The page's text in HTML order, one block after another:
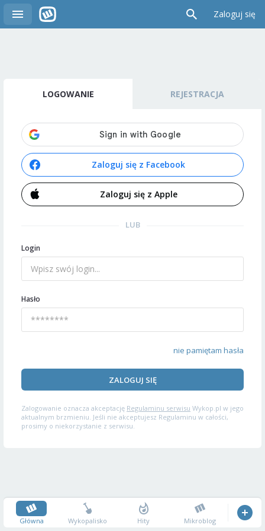
Zaloguj się
LOGOWANIE REJESTRACJA
Zaloguj się z Facebook
Zaloguj się z Apple
LUB
Login
Hasło
nie pamiętam hasła
ZALOGUJ SIĘ
Zalogowanie oznacza akceptację Regulaminu serwisu Wykop.pl w jego
aktualnym brzmieniu. Jeśli nie akceptujesz Regulaminu w całości,
prosimy o niekorzystanie z serwisu.
Główna Wykopalisko Hity Mikroblog